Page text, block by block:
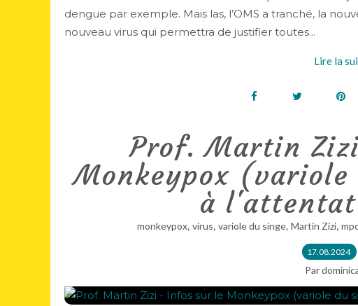
dengue par exemple. Mais las, l’OMS a tranché, la
nouveau virus qui permettra de justifier toutes...
Lire la
Prof. Martin
Monkeypox
à l'attentat
monkeypox, virus, variole du singe, Martin Zizi,
17.08.2024
Par